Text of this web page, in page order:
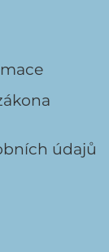
údajů